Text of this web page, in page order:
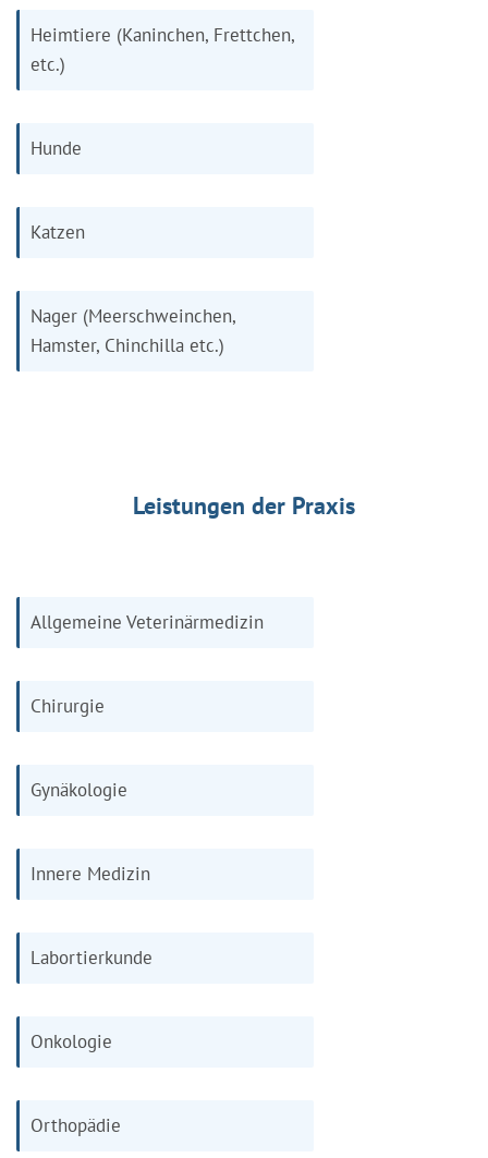
Heimtiere (Kaninchen, Frettchen,
etc.)
Hunde
Katzen
Nager (Meerschweinchen,
Hamster, Chinchilla etc.)
Leistungen der Praxis
Allgemeine Veterinärmedizin
Chirurgie
Gynäkologie
Innere Medizin
Labortierkunde
Onkologie
Orthopädie